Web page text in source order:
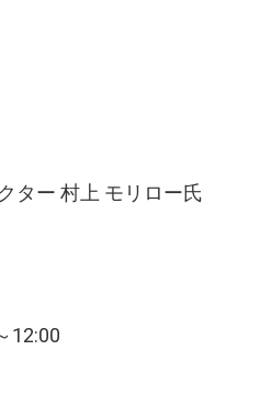
ター 村上 モリロー氏
12:00